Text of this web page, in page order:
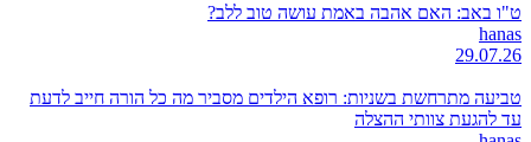
ט"ו באב: האם אהבה באמת עושה טוב ללב?
hanas
29.07.26
טביעה מתרחשת בשניות: רופא הילדים מסביר מה כל הורה חייב לדעת
עד להגעת צוותי ההצלה